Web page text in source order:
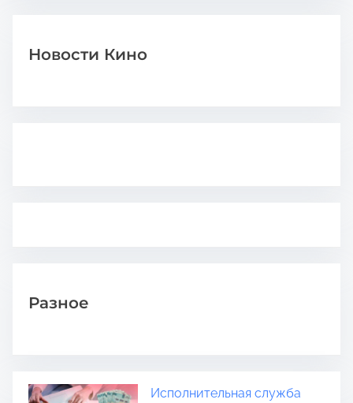
Новости Кино
Разное
Исполнительная служба